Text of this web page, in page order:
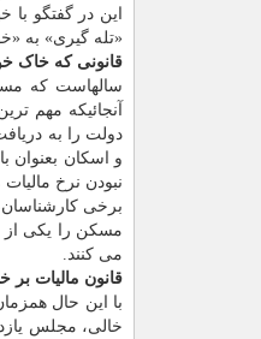
این در گفتگو
«تله گیری» به
قانونی که خاک
سالهاست که
دولت را به
نبودن نرخ
برخی
می کنند.
قانون مالیات بر
با این حال